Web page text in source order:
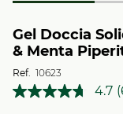
Gel Doccia
& Menta
Ref. 10623
4.7